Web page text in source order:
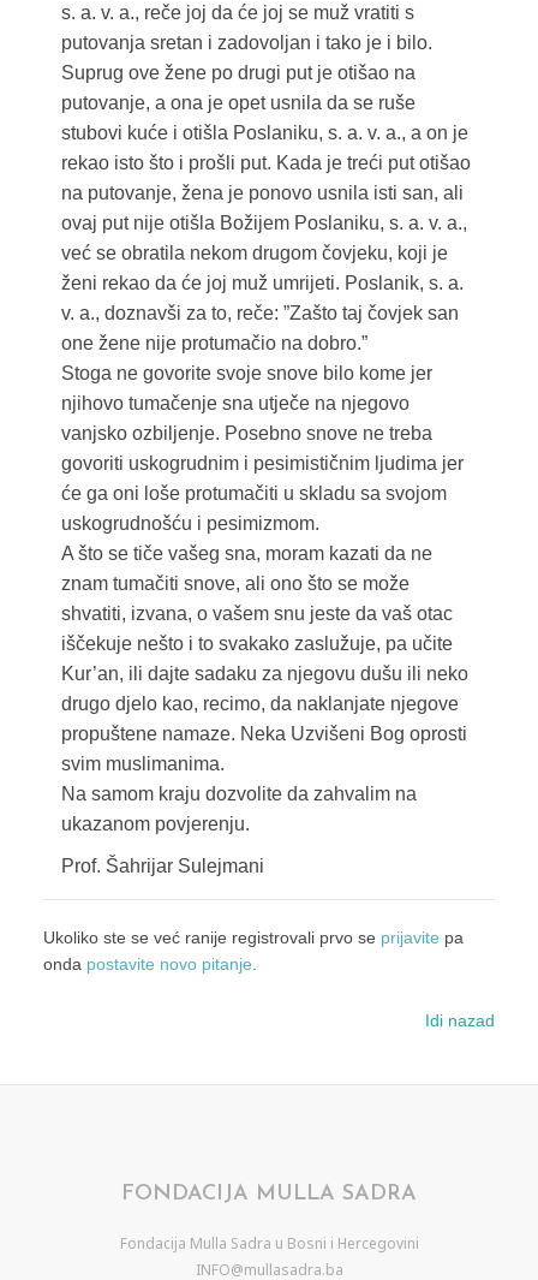
s. a. v. a., reče joj da će joj se muž vratiti s
putovanja sretan i zadovoljan i tako je i bilo.
Suprug ove žene po drugi put je otišao na
putovanje, a ona je opet usnila da se ruše
stubovi kuće i otišla Poslaniku, s. a. v. a., a on je
rekao isto što i prošli put. Kada je treći put otišao
na putovanje, žena je ponovo usnila isti san, ali
ovaj put nije otišla Božijem Poslaniku, s. a. v. a.,
već se obratila nekom drugom čovjeku, koji je
ženi rekao da će joj muž umrijeti. Poslanik, s. a.
v. a., doznavši za to, reče: ”Zašto taj čovjek san
one žene nije protumačio na dobro.”
Stoga ne govorite svoje snove bilo kome jer
njihovo tumačenje sna utječe na njegovo
vanjsko ozbiljenje. Posebno snove ne treba
govoriti uskogrudnim i pesimističnim ljudima jer
će ga oni loše protumačiti u skladu sa svojom
uskogrudnošću i pesimizmom.
A što se tiče vašeg sna, moram kazati da ne
znam tumačiti snove, ali ono što se može
shvatiti, izvana, o vašem snu jeste da vaš otac
iščekuje nešto i to svakako zaslužuje, pa učite
Kur’an, ili dajte sadaku za njegovu dušu ili neko
drugo djelo kao, recimo, da naklanjate njegove
propuštene namaze. Neka Uzvišeni Bog oprosti
svim muslimanima.
Na samom kraju dozvolite da zahvalim na
ukazanom povjerenju.
Prof. Šahrijar Sulejmani
Ukoliko ste se već ranije registrovali prvo se prijavite pa
onda postavite novo pitanje.
Idi nazad
FONDACIJA MULLA SADRA
Fondacija Mulla Sadra u Bosni i Hercegovini
INFO@mullasadra.ba